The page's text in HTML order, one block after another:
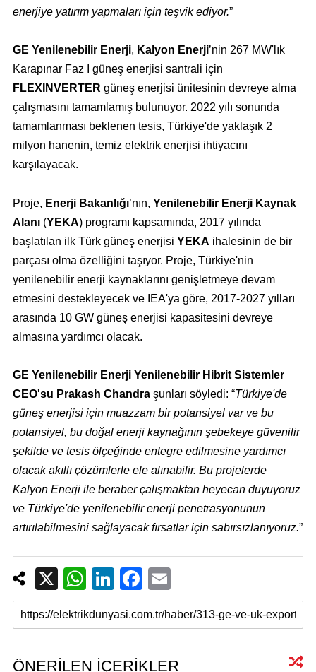
enerjiye yatırım yapmaları için teşvik ediyor.”
GE Yenilenebilir Enerji, Kalyon Enerji’nin 267 MW'lık
Karapınar Faz I güneş enerjisi santrali için
FLEXINVERTER güneş enerjisi ünitesinin devreye alma
çalışmasını tamamlamış bulunuyor. 2022 yılı sonunda
tamamlanması beklenen tesis, Türkiye'de yaklaşık 2
milyon hanenin, temiz elektrik enerjisi ihtiyacını
karşılayacak.
Proje, Enerji Bakanlığı’nın, Yenilenebilir Enerji Kaynak
Alanı(YEKA) programı kapsamında, 2017 yılında
başlatılan ilk Türk güneş enerjisi YEKA ihalesinin de bir
parçası olma özelliğini taşıyor. Proje, Türkiye'nin
yenilenebilir enerji kaynaklarını genişletmeye devam
etmesini destekleyecek ve IEA'ya göre, 2017-2027 yılları
arasında 10 GW güneş enerjisi kapasitesini devreye
almasına yardımcı olacak.
GE Yenilenebilir Enerji Yenilenebilir Hibrit Sistemler
CEO'su Prakash Chandraşunları söyledi: “Türkiye'de
güneş enerjisi için muazzam bir potansiyel var ve bu
potansiyel, bu doğal enerji kaynağının şebekeye güvenilir
şekilde ve tesis ölçeğinde entegre edilmesine yardımcı
olacak akıllı çözümlerle ele alınabilir. Bu projelerde
Kalyon Enerji ile beraber çalışmaktan heyecan duyuyoruz
ve Türkiye'de yenilenebilir enerji penetrasyonunun
artırılabilmesini sağlayacak fırsatlar için sabırsızlanıyoruz.”
X
W
h
at
Li
n
k
F
a
c
m
ail
ÖNERİLEN İÇERİKLER